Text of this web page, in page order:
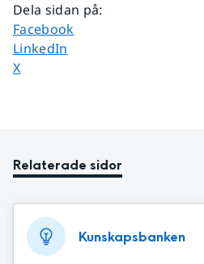
Dela sidan på:
Dela sidan på
Facebook
Dela sidan på
LinkedIn
Dela sidan på
X
Relaterade sidor
Kunskapsbanken